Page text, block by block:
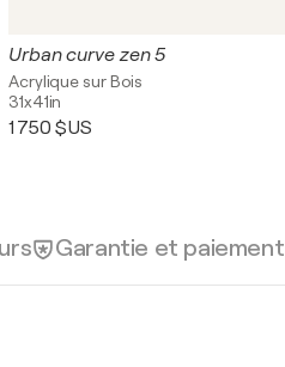
Urban curve zen 5
Acrylique sur Bois
31x41in
1 750 $US
Garantie et paiement